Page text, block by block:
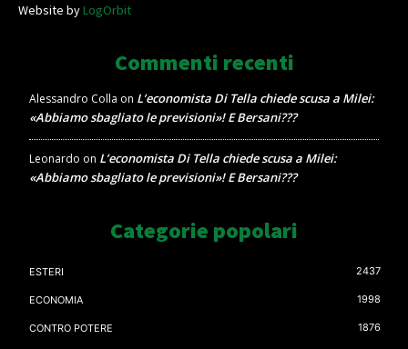
Website byLogOrbit
Commenti recenti
Alessandro Colla on L’economista Di Tella chiede scusa a Milei:
«Abbiamo sbagliato le previsioni»! E Bersani???
Leonardo on L’economista Di Tella chiede scusa a Milei:
«Abbiamo sbagliato le previsioni»! E Bersani???
Categorie popolari
ESTERI 2437
ECONOMIA 1998
CONTRO POTERE 1876